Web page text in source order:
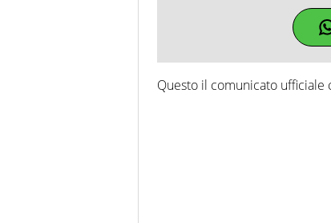
Questo il comunicato